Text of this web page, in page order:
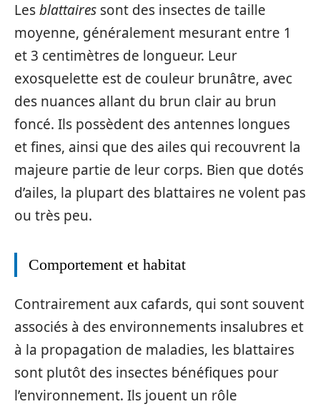
Lesblattaires sont des insectes de taille
moyenne, généralement mesurant entre 1
et 3 centimètres de longueur. Leur
exosquelette est de couleur brunâtre, avec
des nuances allant du brun clair au brun
foncé. Ils possèdent des antennes longues
et fines, ainsi que des ailes qui recouvrent la
majeure partie de leur corps. Bien que dotés
d’ailes, la plupart des blattaires ne volent pas
ou très peu.
Comportement et habitat
Contrairement aux cafards, qui sont souvent
associés à des environnements insalubres et
à la propagation de maladies, les blattaires
sont plutôt des insectes bénéfiques pour
l’environnement. Ils jouent un rôle